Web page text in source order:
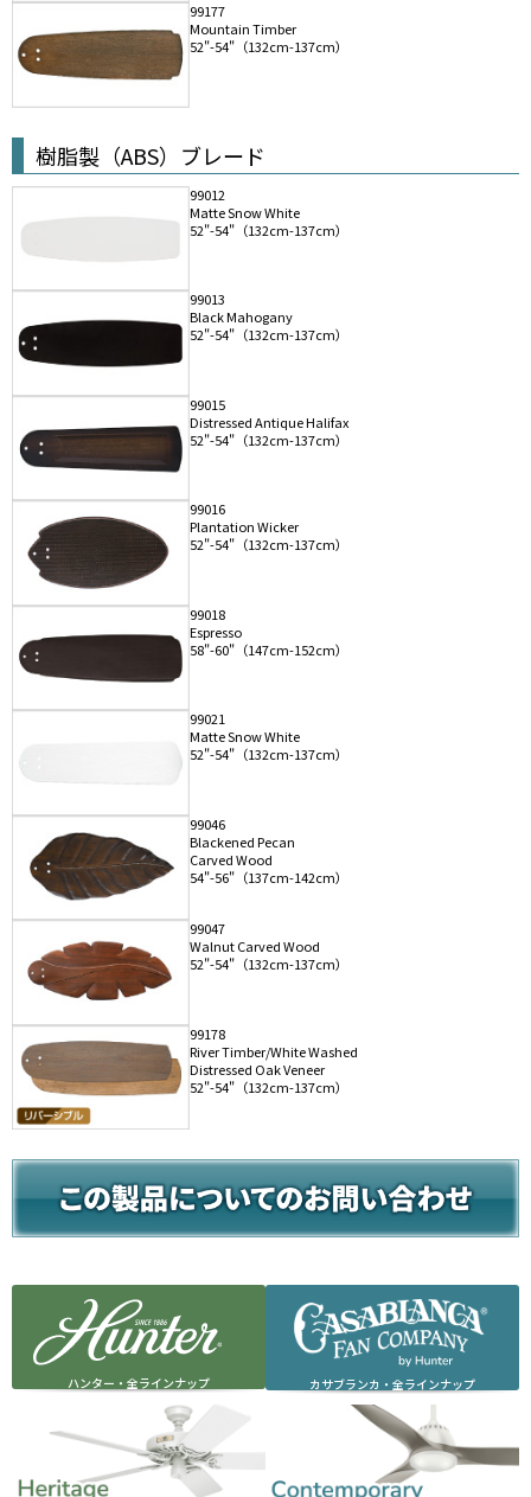
99177
Mountain Timber
52"-54"（132cm-137cm）
樹脂製（ABS）ブレード
99012
Matte Snow White
52"-54"（132cm-137cm）
99013
Black Mahogany
52"-54"（132cm-137cm）
99015
Distressed Antique Halifax
52"-54"（132cm-137cm）
99016
Plantation Wicker
52"-54"（132cm-137cm）
99018
Espresso
58"-60"（147cm-152cm）
99021
Matte Snow White
52"-54"（132cm-137cm）
99046
Blackened Pecan
Carved Wood
54"-56"（137cm-142cm）
99047
Walnut Carved Wood
52"-54"（132cm-137cm）
99178
River Timber/White Washed
Distressed Oak Veneer
52"-54"（132cm-137cm）
ハンター・全ラインナップ カサブランカ・全ラインナップ